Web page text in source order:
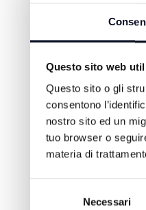
Questo sito web
Questo sito o gli
consentono
nostro sito ed un
tuo browser o
materia di
Necessari
ALTRE NOTIZIE DI
9 AGOSTO 2026